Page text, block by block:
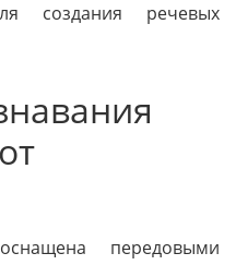
создания речевых
передовыми